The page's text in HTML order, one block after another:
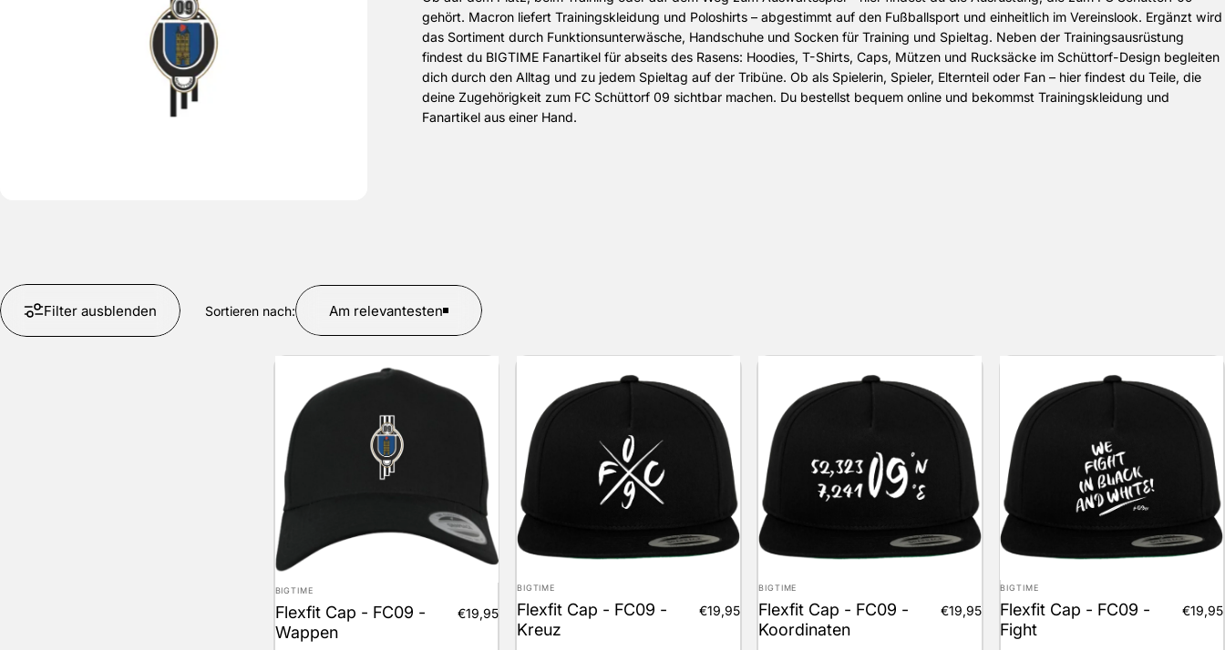
gehört. Macron liefert Trainingskleidung und Poloshirts – abgestimmt auf den Fußballsport und einheitlich im Vereinslook. Ergänzt wird
das Sortiment durch Funktionsunterwäsche, Handschuhe und Socken für Training und Spieltag. Neben der Trainingsausrüstung
findest du BIGTIME Fanartikel für abseits des Rasens: Hoodies, T-Shirts, Caps, Mützen und Rucksäcke im Schüttorf-Design begleiten
dich durch den Alltag und zu jedem Spieltag auf der Tribüne. Ob als Spielerin, Spieler, Elternteil oder Fan – hier findest du Teile, die
deine Zugehörigkeit zum FC Schüttorf 09 sichtbar machen. Du bestellst bequem online und bekommst Trainingskleidung und
Fanartikel aus einer Hand.
Filter ausblenden Sortieren nach: Am relevantesten
Anbieter:
BIGTIME
Flexfit Cap - FC09 -
Wappen
€19,95
Anbieter:
BIGTIME
Flexfit Cap - FC09 -
Kreuz
€19,95
Anbieter:
BIGTIME
Flexfit Cap - FC09 -
Koordinaten
€19,95
Anbieter:
BIGTIME
Flexfit Cap - FC09 -
Fight
€19,95